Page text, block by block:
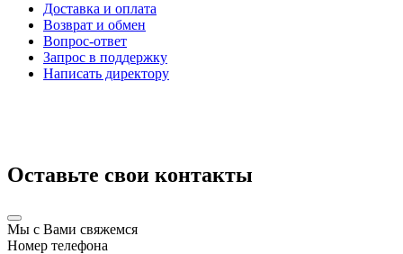
Доставка и оплата
Возврат и обмен
Вопрос-ответ
Запрос в поддержку
Написать директору
Оставьте свои контакты
Мы с Вами свяжемся
Номер телефона